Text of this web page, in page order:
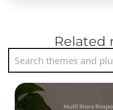
Related